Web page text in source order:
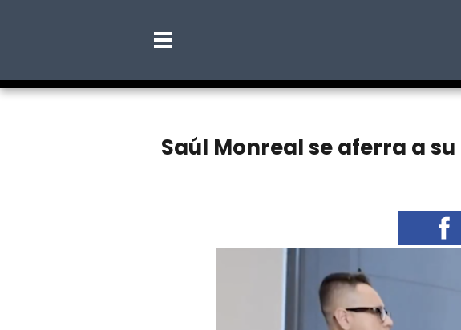
Saúl Monreal se aferra a